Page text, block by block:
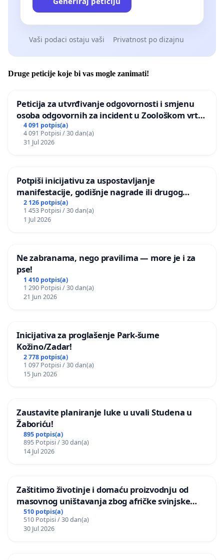
Vaši podaci ostaju vaši Privatnost po dizajnu
Druge peticije koje bi vas mogle zanimati!
Peticija za utvrđivanje odgovornosti i smjenu
osoba odgovornih za incident u Zoološkom vrtu
Grada Zagreba
4 091 potpis(a)
4 091 Potpisi / 30 dan(a)
31 Jul 2026
Potpiši inicijativu za uspostavljanje
manifestacije, godišnje nagrade ili drugog
javnog događaja „Edin Avdić“ u Sarajevu
2 126 potpis(a)
1 453 Potpisi / 30 dan(a)
1 Jul 2026
Ne zabranama, nego pravilima — more je i za
pse!
1 410 potpis(a)
1 290 Potpisi / 30 dan(a)
21 Jun 2026
Inicijativa za proglašenje Park-šume
Kožino/Zadar!
2 778 potpis(a)
1 097 Potpisi / 30 dan(a)
15 Jun 2026
Zaustavite planiranje luke u uvali Studena u
Žaboriću!
895 potpis(a)
895 Potpisi / 30 dan(a)
14 Jul 2026
Zaštitimo životinje i domaću proizvodnju od
masovnog uništavanja zbog afričke svinjske
kuge
510 potpis(a)
510 Potpisi / 30 dan(a)
30 Jul 2026